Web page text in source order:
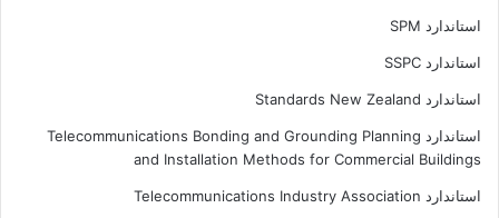
استاندارد SPM
استاندارد SSPC
استاندارد Standards New Zealand
استاندارد Telecommunications Bonding and Grounding Planning
and Installation Methods for Commercial Buildings
استاندارد Telecommunications Industry Association